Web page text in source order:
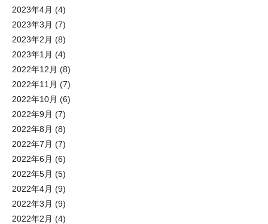
2023年4月 (4)
2023年3月 (7)
2023年2月 (8)
2023年1月 (4)
2022年12月 (8)
2022年11月 (7)
2022年10月 (6)
2022年9月 (7)
2022年8月 (8)
2022年7月 (7)
2022年6月 (6)
2022年5月 (5)
2022年4月 (9)
2022年3月 (9)
2022年2月 (4)